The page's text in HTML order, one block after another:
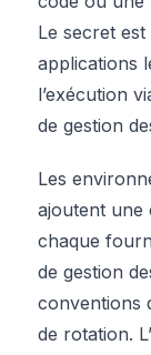
Le secret
applications
l’exécution
de gestion
Les
ajoutent une
chaque
de gestion
conventions
de rotation.